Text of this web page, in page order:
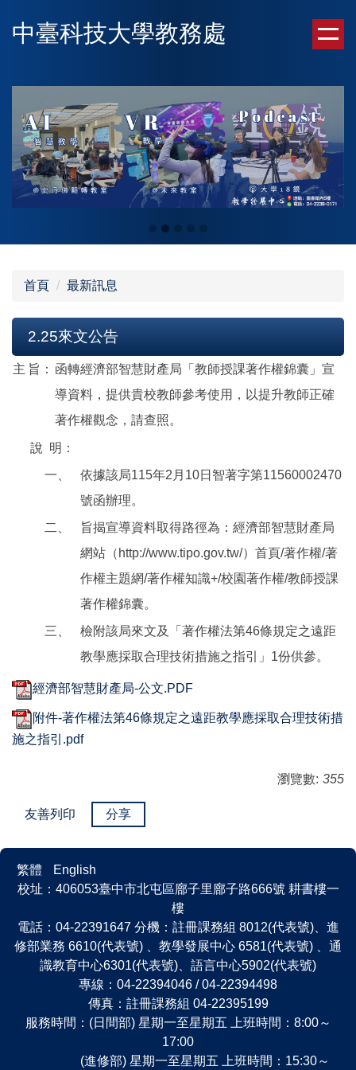
到
內
中臺科技大學教務處
首頁 最新訊息
2.25來文公告
主 旨： 函轉經濟部智慧財產局「教師授課著作權錦囊」宣
導資料，提供貴校教師參考使用，以提升教師正確
著作權觀念，請查照。
說 明：
一、
依據該局115年2月10日智著字第11560002470
號函辦理。
二、
旨揭宣導資料取得路徑為：經濟部智慧財產局
網站（http://www.tipo.gov.tw/）首頁/著作權/著
作權主題網/著作權知識+/校園著作權/教師授課
著作權錦囊。
三、
檢附該局來文及「著作權法第46條規定之遠距
教學應採取合理技術措施之指引」1份供參。
經濟部智慧財產局-公文.PDF
附件-著作權法第46條規定之遠距教學應採取合理技術措
施之指引.pdf
瀏覽數: 355
友善列印 分享
繁體
English
校址：406053臺中市北屯區廍子里廍子路666號 耕書樓一
樓
電話：04-22391647 分機：註冊課務組 8012(代表號)、進
修部業務 6610(代表號) 、教學發展中心 6581(代表號) 、通
識教育中心6301(代表號)、語言中心5902(代表號)
專線：04-22394046 / 04-22394498
傳真：註冊課務組 04-22395199
服務時間：(日間部) 星期一至星期五 上班時間：8:00～
17:00
(進修部) 星期一至星期五 上班時間：15:30～